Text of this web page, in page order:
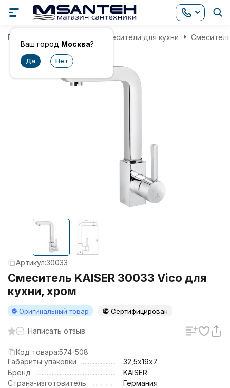
Ваш город Москва?
Главная Смесители для кухни
Артикул:30033
Смеситель KAISER 30033 Vico для
кухни, хром
Оригинальный товар Сертифицирован
Написать отзыв
Код товара:574-508
Габариты упаковки
32,5х19х7
Бренд
KAISER
Страна-изготовитель
Германия